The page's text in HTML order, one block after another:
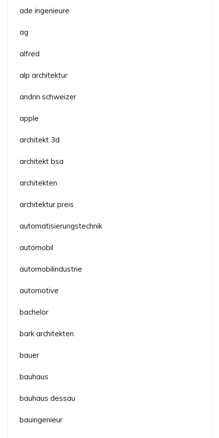
ade ingenieure
ag
alfred
alp architektur
andrin schweizer
apple
architekt 3d
architekt bsa
architekten
architektur preis
automatisierungstechnik
automobil
automobilindustrie
automotive
bachelor
bark architekten
bauer
bauhaus
bauhaus dessau
bauingenieur